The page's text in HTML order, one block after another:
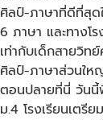
ศิลป์-ภาษาที่ดีที่สุดใ
6 ภาษา และทางโ
เท่ากับเด็กสายวิท
ศิลป์-ภาษาส่วนให
ตอนปลายที่นี่ วันนี้
ม.4 โรงเรียนเตรี